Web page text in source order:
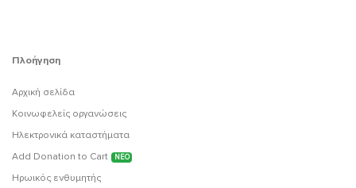
Πλοήγηση
Αρχική σελίδα
Κοινωφελείς οργανώσεις
Ηλεκτρονικά καταστήματα
Add Donation to Cart
ΝΕΟ
Ηρωικός ενθυμητής